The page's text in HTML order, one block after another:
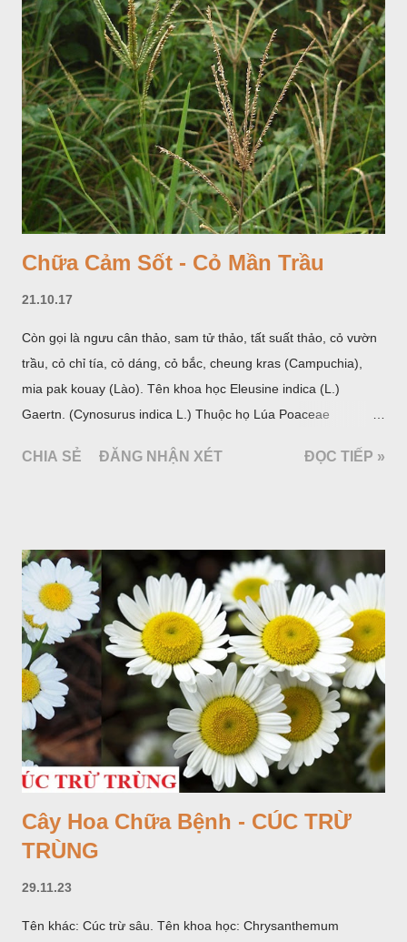
cá. Hoa nở về mùa hạ vào các tháng 5-8. (Hình dưới).
Chữa Cảm Sốt - Cỏ Mần Trầu
21.10.17
Còn gọi là ngưu cân thảo, sam tử thảo, tất suất thảo, cỏ vườn
trầu, cỏ chỉ tía, cỏ dáng, cỏ bắc, cheung kras (Campuchia),
mia pak kouay (Lào). Tên khoa học Eleusine indica (L.)
Gaertn. (Cynosurus indica L.) Thuộc họ Lúa Poaceae
CHIA SẺ ĐĂNG NHẬN XÉT ĐỌC TIẾP »
Cây Hoa Chữa Bệnh - CÚC TRỪ
TRÙNG
29.11.23
Tên khác: Cúc trừ sâu. Tên khoa học: Chrysanthemum